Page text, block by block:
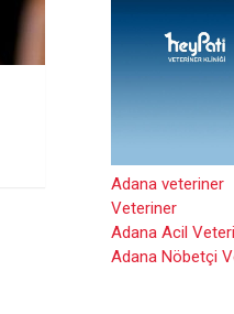
Adana veteriner
Veteriner
Adana Acil
Adana Nöbetçi